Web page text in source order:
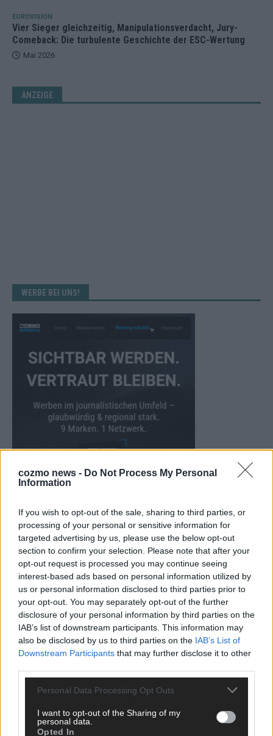
cozmo news - Do Not Process My Personal
Information
If you wish to opt-out of the sale, sharing to third parties, or
processing of your personal or sensitive information for
targeted advertising by us, please use the below opt-out
section to confirm your selection. Please note that after your
opt-out request is processed you may continue seeing
interest-based ads based on personal information utilized by
us or personal information disclosed to third parties prior to
your opt-out. You may separately opt-out of the further
disclosure of your personal information by third parties on the
IAB’s list of downstream participants. This information may
also be disclosed by us to third parties on the IAB’s List of
Downstream Participants that may further disclose it to other
Personal Data Processing Opt Outs
I want to opt-out of the Sharing of my
personal data.
Opted In
EUROVISION
Vier Sieger gleichzeitig, Manipulationsverdacht, Jury-
Comeback: Die turbulente Geschichte der ESC-Wertung
Mai 2026
ANZEIGE
WERBE BEI UNS!
KEINE NEWS MEHR VERPASSEN